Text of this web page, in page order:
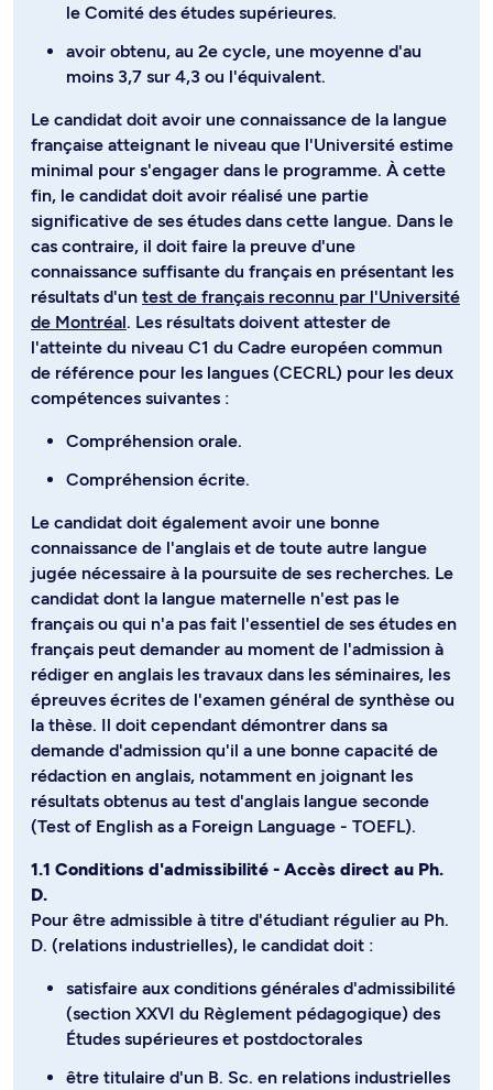
le Comité des études supérieures.
avoir obtenu, au 2e cycle, une moyenne d'au
moins 3,7 sur 4,3 ou l'équivalent.
Le candidat doit avoir une connaissance de la langue
française atteignant le niveau que l'Université estime
minimal pour s'engager dans le programme. À cette
fin, le candidat doit avoir réalisé une partie
significative de ses études dans cette langue. Dans le
cas contraire, il doit faire la preuve d'une
connaissance suffisante du français en présentant les
résultats d'un test de français reconnu par l'Université
de Montréal. Les résultats doivent attester de
l'atteinte du niveau C1 du Cadre européen commun
de référence pour les langues (CECRL) pour les deux
compétences suivantes :
Compréhension orale.
Compréhension écrite.
Le candidat doit également avoir une bonne
connaissance de l'anglais et de toute autre langue
jugée nécessaire à la poursuite de ses recherches. Le
candidat dont la langue maternelle n'est pas le
français ou qui n'a pas fait l'essentiel de ses études en
français peut demander au moment de l'admission à
rédiger en anglais les travaux dans les séminaires, les
épreuves écrites de l'examen général de synthèse ou
la thèse. Il doit cependant démontrer dans sa
demande d'admission qu'il a une bonne capacité de
rédaction en anglais, notamment en joignant les
résultats obtenus au test d'anglais langue seconde
(Test of English as a Foreign Language - TOEFL).
1.1 Conditions d'admissibilité - Accès direct au Ph.
D.
Pour être admissible à titre d'étudiant régulier au Ph.
D. (relations industrielles), le candidat doit :
satisfaire aux conditions générales d'admissibilité
(section XXVI du Règlement pédagogique) des
Études supérieures et postdoctorales
être titulaire d'un B. Sc. en relations industrielles